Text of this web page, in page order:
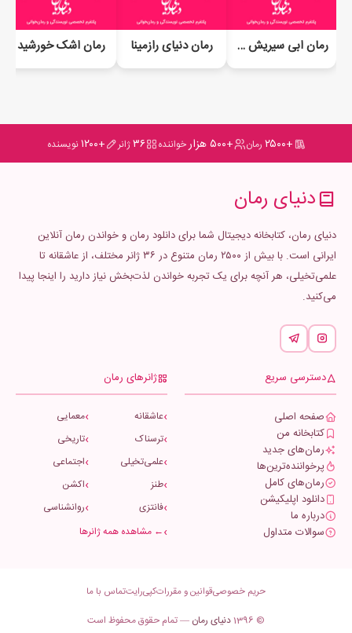
رمان ابی سیریش بادیگارد میشود رمان دنیای رازمینا رمان اشک خورشید
+۲۵۰۰ رمان +۵۰۰ هزار خواننده ۳۶ژانر +۱۲۰۰ نویسنده
دنیای رمان
دنیای رمان، کتابخانه دیجیتال شما برای دانلود رمان و خواندن رمان آنلاین
ایرانی است. با بیش از ۲۵۰۰ رمان متنوع در ۳۶ ژانر مختلف، از عاشقانه تا
علمی‌تخیلی، هر آنچه برای یک تجربه خواندن لذت‌بخش نیاز دارید را اینجا پیدا
می‌کنید.
دسترسی سریع
صفحه اصلی
کتابخانه من
رمان‌های جدید
پرخواننده‌ترین‌ها
رمان‌های کامل
دانلود اپلیکیشن
درباره ما
سوالات متداول
ژانرهای رمان
عاشقانه
معمایی
ترسناک
تاریخی
علمی‌تخیلی
اجتماعی
طنز
اکشن
فانتزی
روانشناسی
← مشاهده همه ژانرها
© 1396 دنیای رمان — تمام حقوق محفوظ است
حریم خصوصیقوانین و مقرراتکپی‌رایتتماس با ما